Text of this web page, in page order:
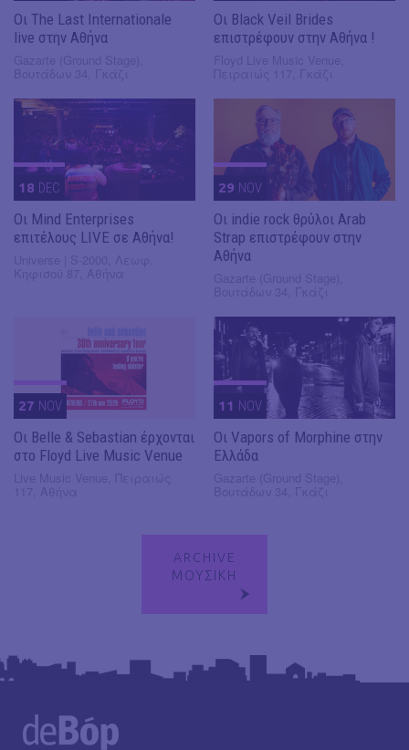
Οι The Last Internationale
live στην Αθήνα
Οι Black Veil Brides
επιστρέφουν στην Αθήνα !
18 DEC
Οι Mind Enterprises
επιτέλους LIVE σε Αθήνα!
29 NOV
Οι indie rock θρύλοι Arab
Strap επιστρέφουν στην
Αθήνα
27 NOV
Οι Belle & Sebastian έρχονται
στο Floyd Live Music Venue
11 NOV
Οι Vapors of Morphine στην
Ελλάδα
ARCHIVE
ΜΟΥΣΙΚΗ